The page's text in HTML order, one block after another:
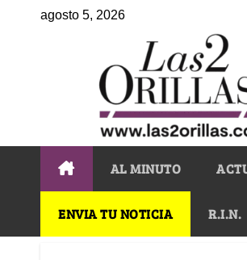
agosto 5, 2026
AL MINUTO
ENVIA TU NOTICIA R.I.N.